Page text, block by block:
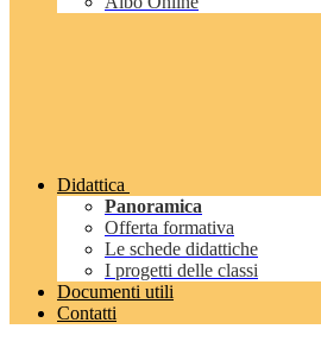
Didattica
Panoramica
Offerta formativa
Le schede didattiche
I progetti delle classi
Documenti utili
Contatti